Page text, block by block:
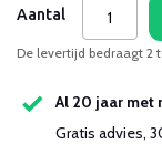
Aantal
De levertijd bedraagt 2
Al 20 jaar met
Gratis advies,